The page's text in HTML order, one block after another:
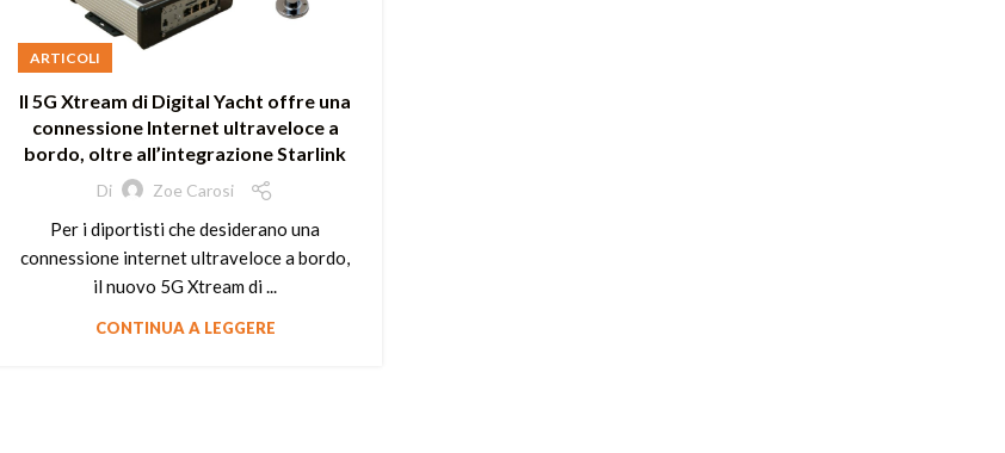
ARTICOLI
Il 5G Xtream di Digital Yacht offre una
connessione Internet ultraveloce a
bordo, oltre all’integrazione Starlink
Di Zoe Carosi
Per i diportisti che desiderano una
connessione internet ultraveloce a bordo,
il nuovo 5G Xtream di ...
CONTINUA A LEGGERE